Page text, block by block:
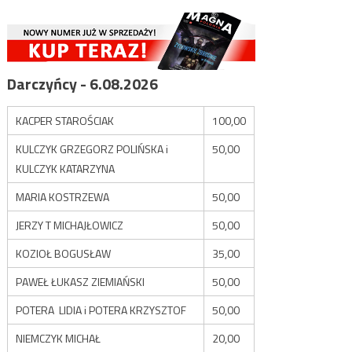
Darczyńcy - 6.08.2026
KACPER STAROŚCIAK
100,00
KULCZYK GRZEGORZ POLIŃSKA i
KULCZYK KATARZYNA
50,00
MARIA KOSTRZEWA
50,00
JERZY T MICHAJŁOWICZ
50,00
KOZIOŁ BOGUSŁAW
35,00
PAWEŁ ŁUKASZ ZIEMIAŃSKI
50,00
POTERA LIDIA i POTERA KRZYSZTOF
50,00
NIEMCZYK MICHAŁ
20,00